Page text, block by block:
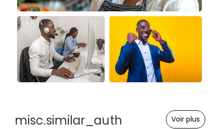
misc.similar_auth Voir plus